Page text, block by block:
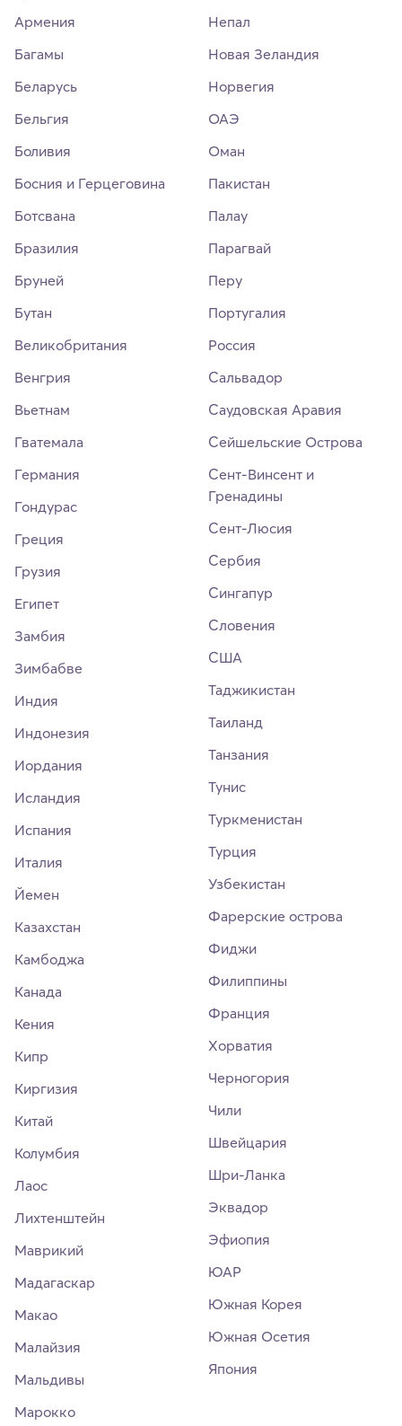
Армения
Багамы
Беларусь
Бельгия
Боливия
Босния и Герцеговина
Ботсвана
Бразилия
Бруней
Бутан
Великобритания
Венгрия
Вьетнам
Гватемала
Германия
Гондурас
Греция
Грузия
Египет
Замбия
Зимбабве
Индия
Индонезия
Иордания
Исландия
Испания
Италия
Йемен
Казахстан
Камбоджа
Канада
Кения
Кипр
Киргизия
Китай
Колумбия
Лаос
Лихтенштейн
Маврикий
Мадагаскар
Макао
Малайзия
Мальдивы
Марокко
Непал
Новая Зеландия
Норвегия
ОАЭ
Оман
Пакистан
Палау
Парагвай
Перу
Португалия
Россия
Сальвадор
Саудовская Аравия
Сейшельские Острова
Сент-Винсент и
Гренадины
Сент-Люсия
Сербия
Сингапур
Словения
США
Таджикистан
Таиланд
Танзания
Тунис
Туркменистан
Турция
Узбекистан
Фарерские острова
Фиджи
Филиппины
Франция
Хорватия
Черногория
Чили
Швейцария
Шри-Ланка
Эквадор
Эфиопия
ЮАР
Южная Корея
Южная Осетия
Япония